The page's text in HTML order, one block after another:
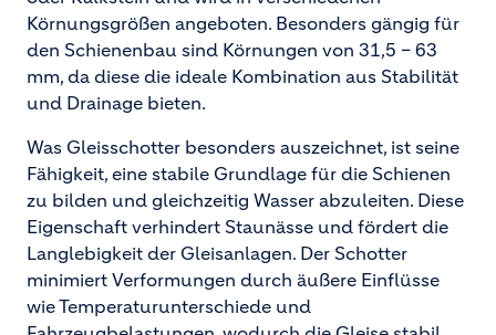
Körnungsgrößen angeboten. Besonders gängig für
den Schienenbau sind Körnungen von 31,5 – 63
mm, da diese die ideale Kombination aus Stabilität
und Drainage bieten.
Was Gleisschotter besonders auszeichnet, ist seine
Fähigkeit, eine stabile Grundlage für die Schienen
zu bilden und gleichzeitig Wasser abzuleiten. Diese
Eigenschaft verhindert Staunässe und fördert die
Langlebigkeit der Gleisanlagen. Der Schotter
minimiert Verformungen durch äußere Einflüsse
wie Temperaturunterschiede und